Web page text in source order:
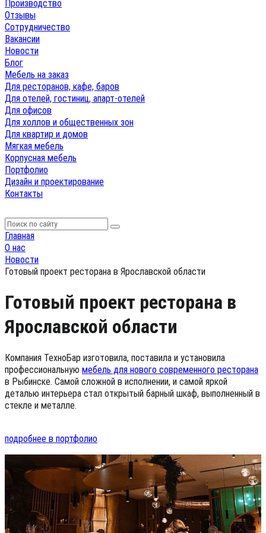
Производство
Отзывы
Сотрудничество
Вакансии
Новости
Блог
Мебель на заказ
Для ресторанов, кафе, баров
Для отелей, гостиниц, апарт-отелей
Для офисов
Для холлов и общественных зон
Для квартир и домов
Мягкая мебель
Корпусная мебель
Портфолио
Дизайн и проектирование
Контакты
Главная
О нас
Новости
Готовый проект ресторана в Ярославской области
Готовый проект ресторана в
Ярославской области
Компания ТехноБар изготовила, поставила и установила
профессиональную мебель для нового современного ресторана
в Рыбинске. Самой сложной в исполнении, и самой яркой
деталью интерьера стал открытый барный шкаф, выполненный в
стекле и металле.
подробнее в портфолио